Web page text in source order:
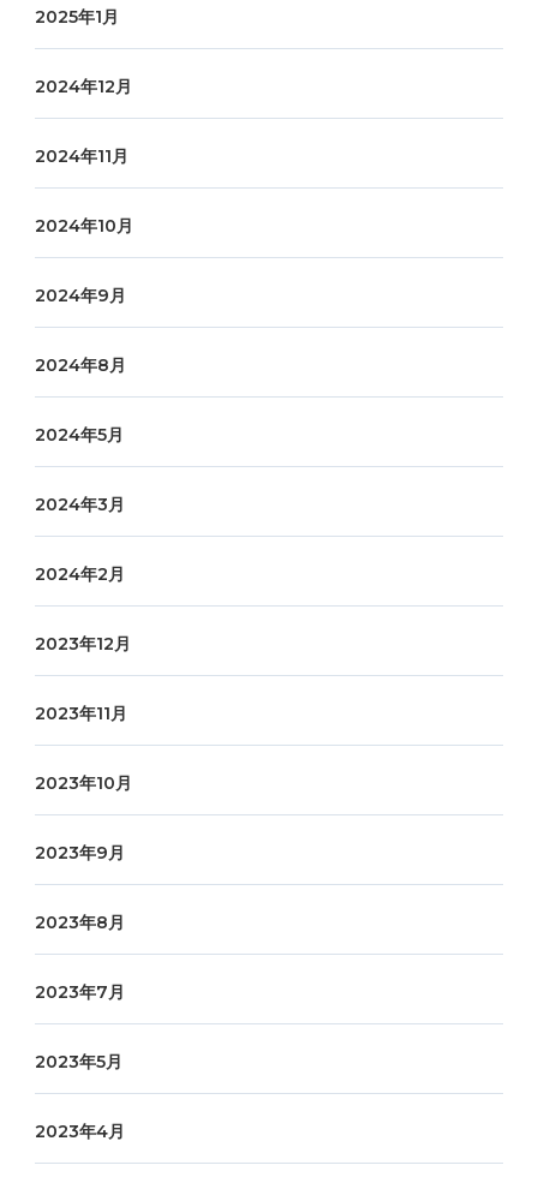
2025年1月
2024年12月
2024年11月
2024年10月
2024年9月
2024年8月
2024年5月
2024年3月
2024年2月
2023年12月
2023年11月
2023年10月
2023年9月
2023年8月
2023年7月
2023年5月
2023年4月